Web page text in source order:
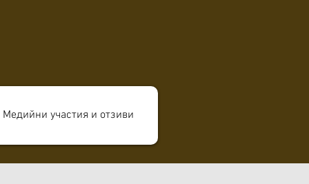
Медийни участия и отзиви